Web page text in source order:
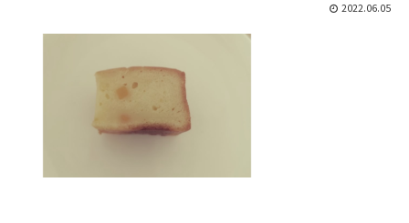
2022.06.05